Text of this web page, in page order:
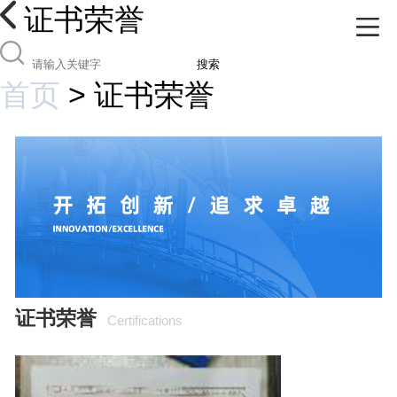
证书荣誉
搜索
首页 > 证书荣誉
证书荣誉 Certifications